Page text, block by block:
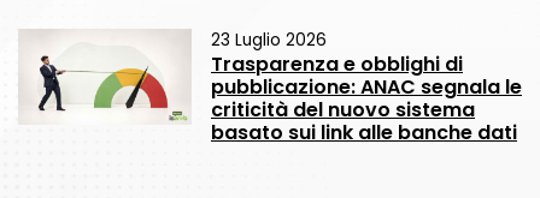
23 Luglio 2026
Trasparenza e obblighi di
pubblicazione: ANAC segnala le
criticità del nuovo sistema
basato sui link alle banche dati